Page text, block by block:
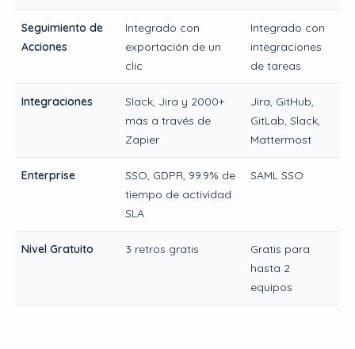
Seguimiento de
Acciones
Integrado con
exportación de un
clic
Integrado con
integraciones
de tareas
Integraciones
Slack, Jira y 2000+
más a través de
Zapier
Jira, GitHub,
GitLab, Slack,
Mattermost
Enterprise
SSO, GDPR, 99.9% de
tiempo de actividad
SLA
SAML SSO
Nivel Gratuito 3 retros gratis
Gratis para
hasta 2
equipos